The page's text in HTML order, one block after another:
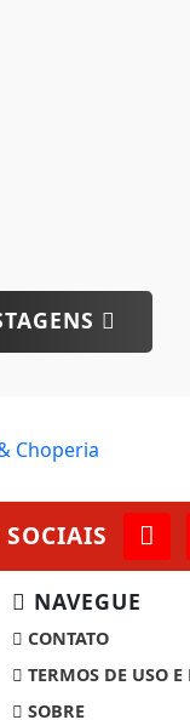
SOCIAIS
NAVEGUE
CONTATO
TERMOS DE USO
SOBRE
o